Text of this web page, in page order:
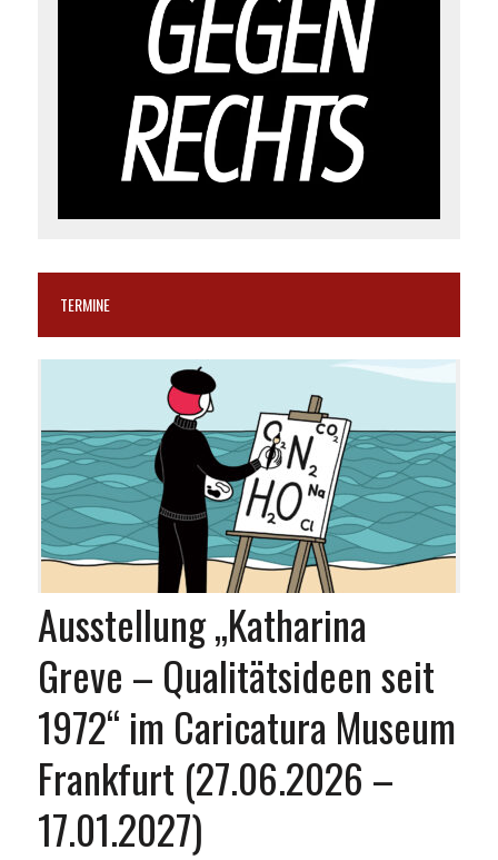
TERMINE
Ausstellung „Katharina
Greve – Qualitätsideen seit
1972“ im Caricatura Museum
Frankfurt (27.06.2026 –
17.01.2027)